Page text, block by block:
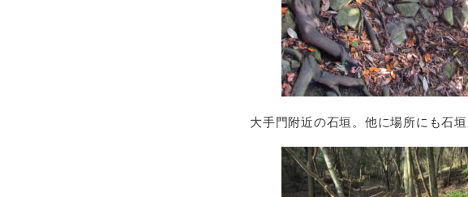
大手門附近の石垣。他に場所にも石垣